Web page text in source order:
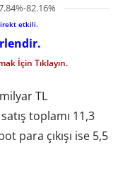
82.16%
etkili.
İçin Tıklayın.
TL
toplamı 11,3
para çıkışı ise 5,5